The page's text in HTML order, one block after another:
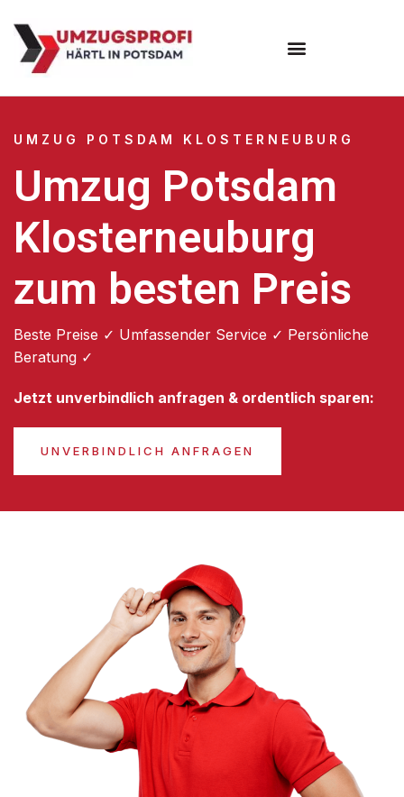
UMZUG POTSDAM KLOSTERNEUBURG
Umzug Potsdam
Klosterneuburg
zum besten Preis
Beste Preise ✓ Umfassender Service ✓ Persönliche
Beratung ✓
Jetzt unverbindlich anfragen & ordentlich sparen:
UNVERBINDLICH ANFRAGEN